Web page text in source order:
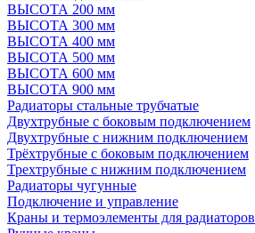
ВЫСОТА 200 мм
ВЫСОТА 300 мм
ВЫСОТА 400 мм
ВЫСОТА 500 мм
ВЫСОТА 600 мм
ВЫСОТА 900 мм
Радиаторы стальные трубчатые
Двухтрубные с боковым подключением
Двухтрубные с нижним подключением
Трёхтрубные с боковым подключением
Трехтрубные с нижним подключением
Радиаторы чугунные
Подключение и управление
Краны и термоэлементы для радиаторов